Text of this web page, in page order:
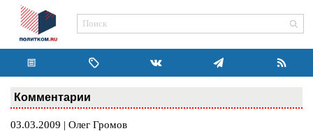
Комментарии
03.03.2009 | Олег Громов